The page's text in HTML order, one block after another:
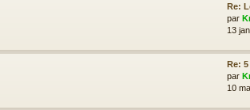
Re:
par
13
Re:
par
10